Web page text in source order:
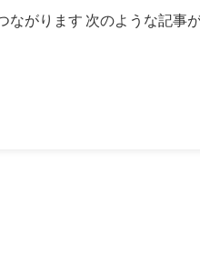
がります 次のような記事